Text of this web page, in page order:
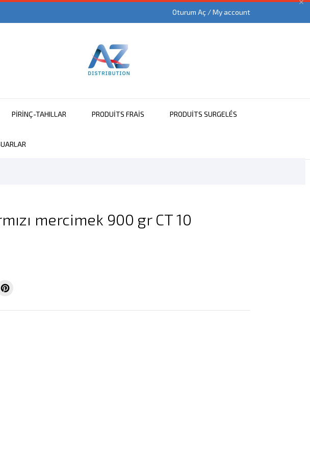

Oturum Aç / My account
PIRINÇ-TAHILLAR PRODUITS FRAIS PRODUITS SURGELÉS
mercimek 900 gr CT 10